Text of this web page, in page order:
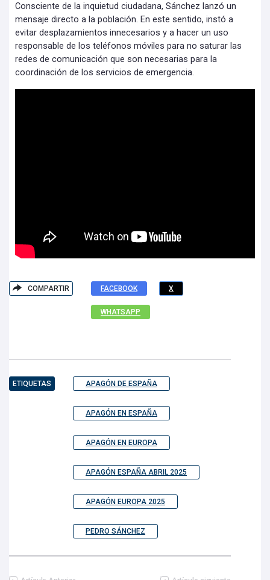
Consciente de la inquietud ciudadana, Sánchez lanzó un
mensaje directo a la población. En este sentido, instó a
evitar desplazamientos innecesarios y a hacer un uso
responsable de los teléfonos móviles para no saturar las
redes de comunicación que son necesarias para la
coordinación de los servicios de emergencia.
COMPARTIR FACEBOOK X
WHATSAPP
ETIQUETAS APAGÓN DE ESPAÑA
APAGÓN EN ESPAÑA
APAGÓN EN EUROPA
APAGÓN ESPAÑA ABRIL 2025
APAGÓN EUROPA 2025
PEDRO SÁNCHEZ